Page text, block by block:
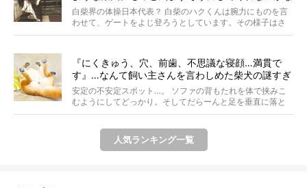
ぁ…！【動画あり】
白柴界の体操日本代表？ 白柴のハクくんは腕力にものを言
わせて、ゲートをよじ登ろうとしています。その様子はさ
なが...
『にくきゅう、穴、前歯、不思議な寝顔…満貫で
す』…なんて飼い主さんを言わしめた柴犬の謎すぎ
る寝相がコチラです。
安定の不安定スポット…。 ソファの背もたれを体で挟みこ
むようにしてどっかり。そしてだらーんと足を垂直に落と
して...
人気ランキング一覧